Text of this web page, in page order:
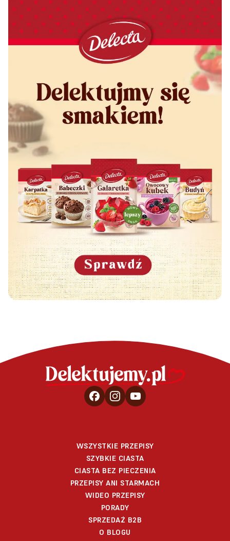
WSZYSTKIE PRZEPISY
SZYBKIE CIASTA
CIASTA BEZ PIECZENIA
PRZEPISY ANI STARMACH
WIDEO PRZEPISY
PORADY
SPRZEDAŻ B2B
O BLOGU